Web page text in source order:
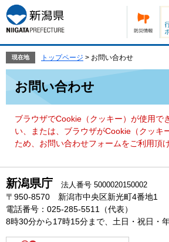
ー
ジ
の
頭
す。
ニ
ュ
ー
飛
て
現在地 トップページ > お問い合わせ
お問い合わせ
ブラウザでCookie（クッキー）が使用で
い、または、ブラウザがCookie（クッキ
ため、お問い合わせフォームをご利用頂
新潟県庁 法人番号 5000020150002
〒950-8570 新潟市中央区新光町4番地1
電話番号：025-285-5511（代表）
8時30分から17時15分まで、土日・祝日・